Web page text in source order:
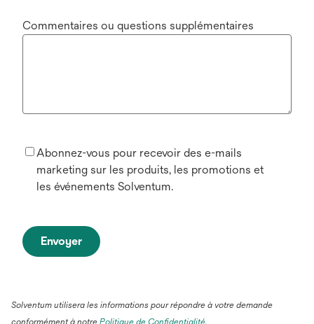
Commentaires ou questions supplémentaires
Abonnez-vous pour recevoir des e-mails
marketing sur les produits, les promotions et
les événements Solventum.
Envoyer
Solventum utilisera les informations pour répondre à votre demande
conformément à notre Politique de Confidentialité.